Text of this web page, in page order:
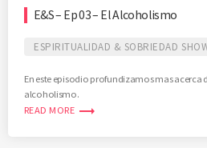
E&S – Ep 03 – El Alcoholismo
ESPIRITUALIDAD & SOBRIEDAD
En este episodio profundizamos mas acerca
alcoholismo.
READ MORE trending_flat